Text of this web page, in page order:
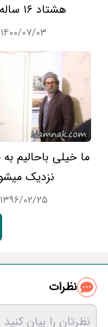
هشتاد 16 ساله شد
۱۴۰۰/۰۷/۰۳
ما خیلی باحالیم
نزدیک
۱۳۹۶/۰۲/۲۵
نظرات